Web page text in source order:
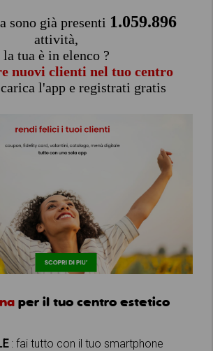
sono già presenti 1.059.896
attività,
la tua è in elenco ?
nuovi clienti nel tuo centro
l'app e registrati gratis
per il tuo centro estetico
: fai tutto con il tuo smartphone